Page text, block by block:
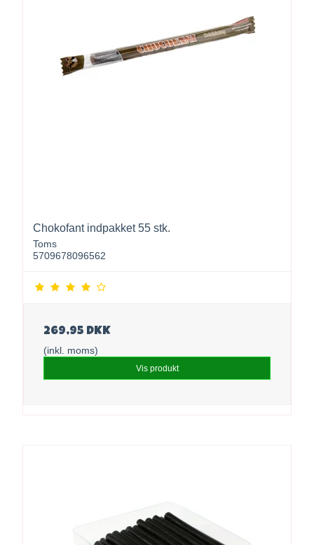
Chokofant indpakket 55 stk.
Toms
5709678096562
269,95 DKK
(inkl. moms)
Vis produkt